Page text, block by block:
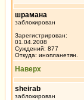
шрамана
заблокирован
Зарегистрирован:
01.04.2008
Суждений: 877
Откуда: инопланетян.
Наверх
sheirab
заблокирован